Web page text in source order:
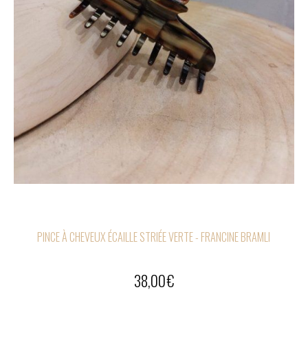
PINCE À CHEVEUX ÉCAILLE STRIÉE VERTE - FRANCINE BRAMLI
38,00€